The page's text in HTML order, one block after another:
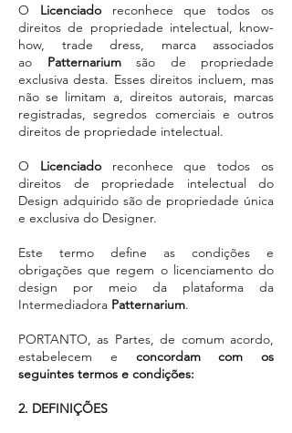
O Licenciadoreconhece que todos os
direitos de propriedade intelectual, know-
how, trade dress, marca associados
ao Patternariumsão de propriedade
exclusiva desta. Esses direitos incluem, mas
não se limitam a, direitos autorais, marcas
registradas, segredos comerciais e outros
direitos de propriedade intelectual.
O Licenciado reconhece que todos os
direitos de propriedade intelectual do
Design adquirido são de propriedade única
e exclusiva do Designer.
Este termo define as condições e
obrigações que regem o licenciamento do
design por meio da plataforma da
Intermediadora Patternarium.
PORTANTO, as Partes, de comum acordo,
estabelecem e concordam com os
seguintes termos e condições:
2. DEFINIÇÕES